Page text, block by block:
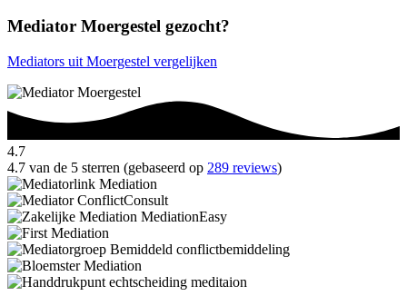
Mediator Moergestel gezocht?
Mediators uit Moergestel vergelijken
4.7
4.7 van de 5 sterren (gebaseerd op 289 reviews)